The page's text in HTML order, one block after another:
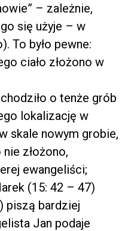
– zależnie,
się użyje – w
To było pewne:
ciało złożono w
o tenże grób
lokalizację w
skale nowym grobie,
złożono,
ewangeliści;
(15: 42 – 47)
piszą bardziej
Jan podaje